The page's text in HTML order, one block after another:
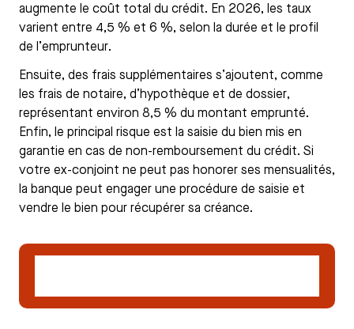
augmente le coût total du crédit. En 2026, les taux
varient entre 4,5 % et 6 %, selon la durée et le profil
de l’emprunteur.
Ensuite, des frais supplémentaires s’ajoutent, comme
les frais de notaire, d’hypothèque et de dossier,
représentant environ 8,5 % du montant emprunté.
Enfin, le principal risque est la saisie du bien mis en
garantie en cas de non-remboursement du crédit. Si
votre ex-conjoint ne peut pas honorer ses mensualités,
la banque peut engager une procédure de saisie et
vendre le bien pour récupérer sa créance.